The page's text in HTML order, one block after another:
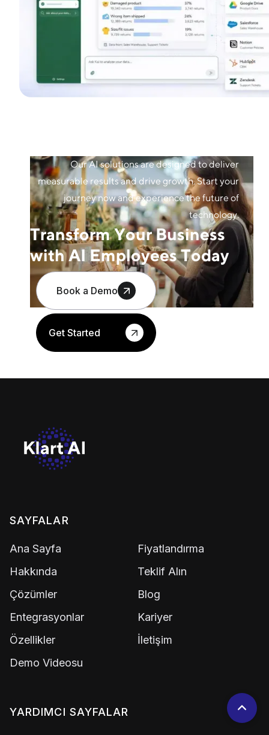
Our AI solutions are designed to deliver
measurable results and drive growth. Start your
journey now and experience the future of
technology.
Transform Your Business
with AI Employees Today
Book a Demo
Get Started
SAYFALAR
Ana Sayfa
Hakkında
Çözümler
Entegrasyonlar
Özellikler
Demo Videosu
Fiyatlandırma
Teklif Alın
Blog
Kariyer
İletişim
YARDIMCI SAYFALAR